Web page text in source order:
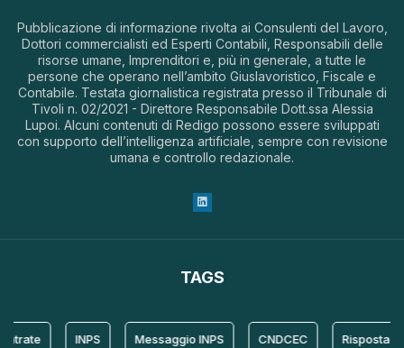
Pubblicazione di informazione rivolta ai Consulenti del Lavoro,
Dottori commercialisti ed Esperti Contabili, Responsabili delle
risorse umane, Imprenditori e, più in generale, a tutte le
persone che operano nell’ambito Giuslavoristico, Fiscale e
Contabile. Testata giornalistica registrata presso il Tribunale di
Tivoli n. 02/2021 - Direttore Responsabile Dott.ssa Alessia
Lupoi. Alcuni contenuti di Redigo possono essere sviluppati
con supporto dell’intelligenza artificiale, sempre con revisione
umana e controllo redazionale.
TAGS
Messaggio INPS CNDCEC Risposta